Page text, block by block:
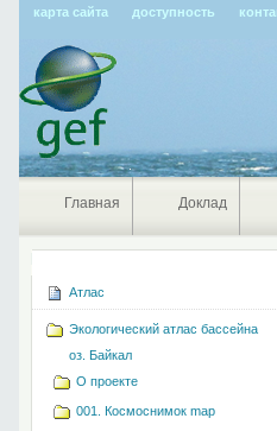
карта сайта доступность
Главная Доклад
Атлас
Экологический атлас бассейна
оз. Байкал
О проекте
001. Космоснимок map